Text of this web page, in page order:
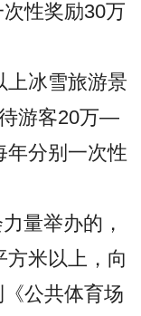
性奖励30万
上冰雪旅游景
游客20万—
年分别一次性
量举办的，
方米以上，向
公共体育场